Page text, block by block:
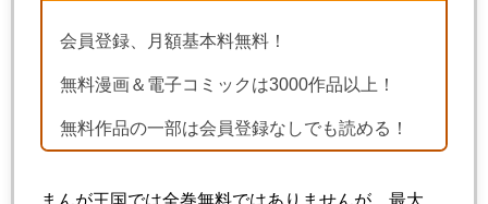
会員登録、月額基本料無料！
無料漫画＆電子コミックは3000作品以上！
無料作品の一部は会員登録なしでも読める！
まんが王国では全巻無料ではありませんが、最大